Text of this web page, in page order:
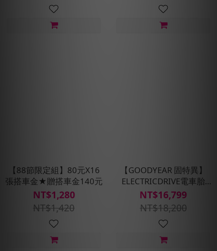
【88節限定組】80元X16
張搭車金★贈搭車金140元
NT$1,280
NT$1,420
【GOODYEAR 固特異】
ELECTRICDRIVE電車胎
235/45/R18 98Y XL 四入
組(含安裝/定位平衡)
NT$16,799
NT$18,200